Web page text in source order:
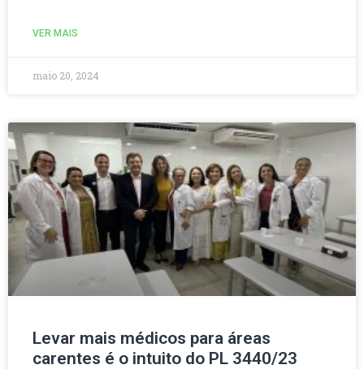
VER MAIS
maio 20, 2024
Levar mais médicos para áreas
carentes é o intuito do PL 3440/23